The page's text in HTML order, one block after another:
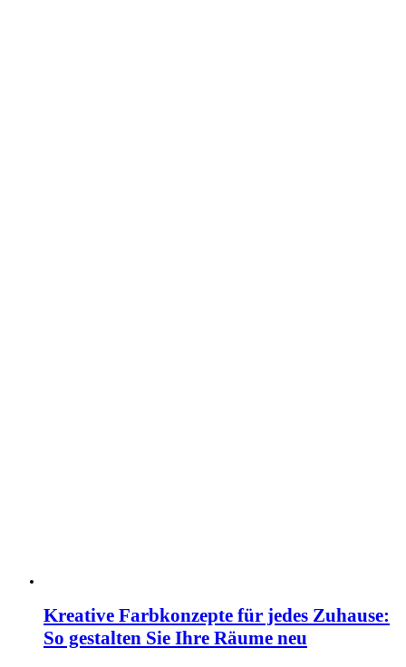
Kreative Farbkonzepte für jedes Zuhause:
So gestalten Sie Ihre Räume neu